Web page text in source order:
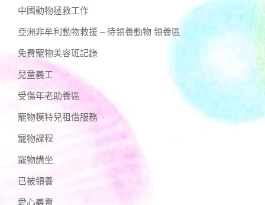
中國動物拯救工作
亞洲非牟利動物救援 – 待領養動物 領養區
免費寵物美容班記錄
兒童義工
受傷年老助養區
寵物模特兒租借服務
寵物課程
寵物講坐
已被領養
愛心義賣